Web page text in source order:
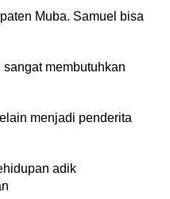
Muba. Samuel bisa
membutuhkan
menjadi penderita
adik